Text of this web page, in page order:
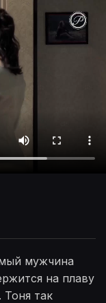
мужчина
на плаву
так